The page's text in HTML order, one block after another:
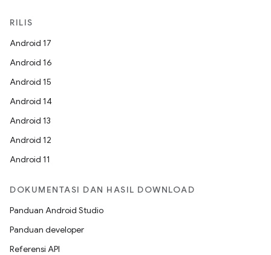
RILIS
Android 17
Android 16
Android 15
Android 14
Android 13
Android 12
Android 11
DOKUMENTASI DAN HASIL DOWNLOAD
Panduan Android Studio
Panduan developer
Referensi API